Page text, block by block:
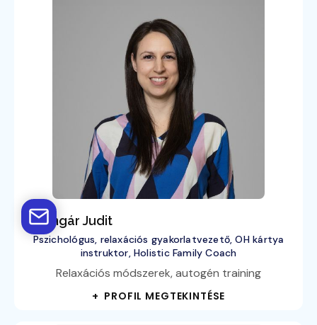
dr. Ungár Judit
Pszichológus, relaxációs gyakorlatvezető, OH kártya
instruktor, Holistic Family Coach
Relaxációs módszerek, autogén training
+ PROFIL MEGTEKINTÉSE